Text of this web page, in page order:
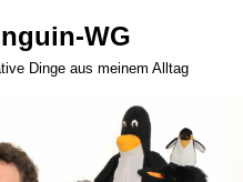
WG
Dinge aus meinem Alltag